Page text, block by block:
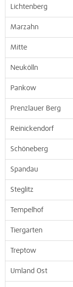
Lichtenberg
Marzahn
Mitte
Neukölln
Pankow
Prenzlauer Berg
Reinickendorf
Schöneberg
Spandau
Steglitz
Tempelhof
Tiergarten
Treptow
Umland Ost